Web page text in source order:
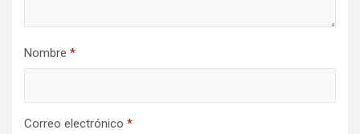
Nombre *
Correo electrónico *